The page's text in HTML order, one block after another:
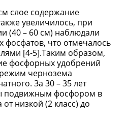
слое содержание
увеличилось, при
(40 – 60 см) наблюдали
что отмечалось
[4-5].Таким образом,
фосфорных удобрений
чернозема
За 30 – 35 лет
подвижным фосфором в
низкой (2 класс) до